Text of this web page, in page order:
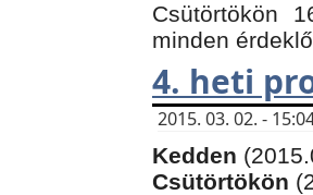
Csütörtökön
minden
4. heti
2015. 03. 02. -
Kedden
Csütörtökön